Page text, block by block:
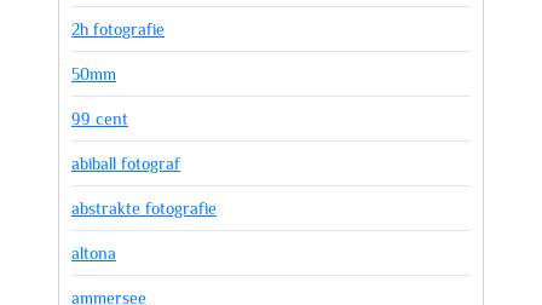
2h fotografie
50mm
99 cent
abiball fotograf
abstrakte fotografie
altona
ammersee